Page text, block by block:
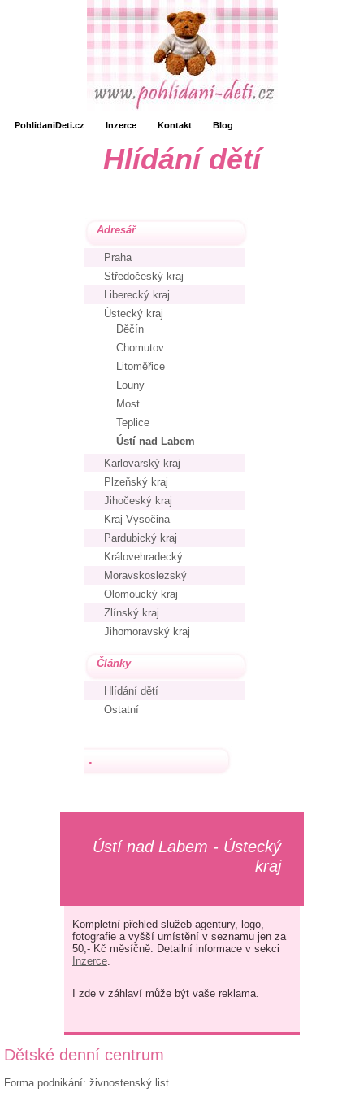
PohlidaniDeti.cz Inzerce Kontakt Blog
Hlídání dětí
Adresář
Praha
Středočeský kraj
Liberecký kraj
Ústecký kraj
Děčín
Chomutov
Litoměřice
Louny
Most
Teplice
Ústí nad Labem
Karlovarský kraj
Plzeňský kraj
Jihočeský kraj
Kraj Vysočina
Pardubický kraj
Královehradecký
Moravskoslezský
Olomoucký kraj
Zlínský kraj
Jihomoravský kraj
Články
Hlídání dětí
Ostatní
.
Ústí nad Labem - Ústecký
kraj
Kompletní přehled služeb agentury, logo,
fotografie a vyšší umístění v seznamu jen za
50,- Kč měsíčně. Detailní informace v sekci
Inzerce.
I zde v záhlaví může být vaše reklama.
Dětské denní centrum
Forma podnikání: živnostenský list